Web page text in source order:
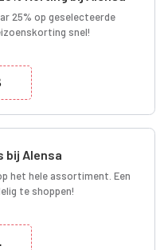
25% op geselecteerde
snel!
bij Alensa
het hele assortiment. Een
te shoppen!